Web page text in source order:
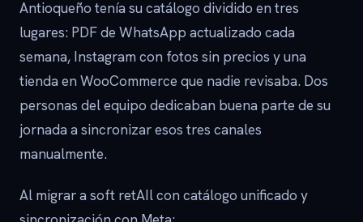
Antioqueño tenía su catálogo dividido en tres
lugares: PDF de WhatsApp actualizado cada
semana, Instagram con fotos sin precios y una
tienda en WooCommerce que nadie revisaba. Dos
personas del equipo dedicaban buena parte de su
jornada a sincronizar esos tres canales
manualmente.
Al migrar a soft retAIl con catálogo unificado y